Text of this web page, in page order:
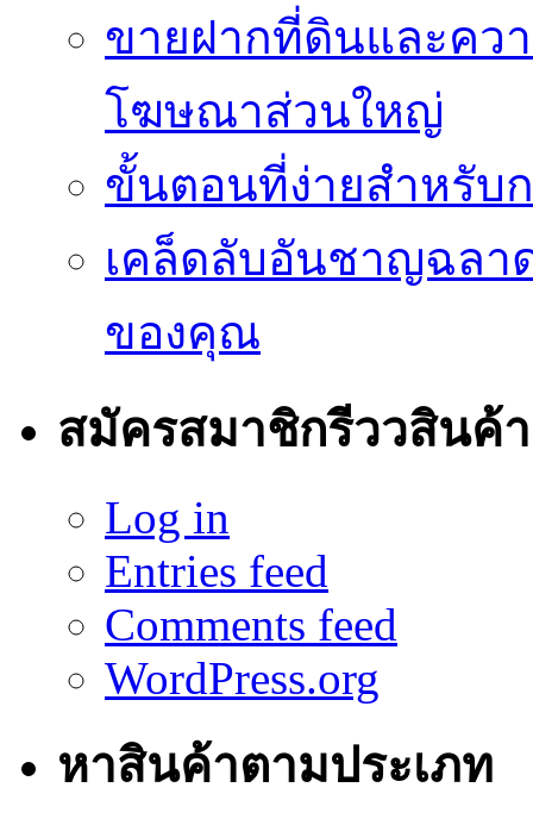
ขายฝากที่ดินและคว
โฆษณาส่วนใหญ่
ขั้นตอนที่ง่ายสำหรับ
เคล็ดลับอันชาญฉลา
ของคุณ
สมัครสมาชิกรีววสินค้า
Log in
Entries feed
Comments feed
WordPress.org
หาสินค้าตามประเภท